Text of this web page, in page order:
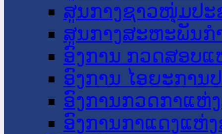
ສູນກາງຊາວໜຸ່ມປະ
ສູນກາງສະຫະພັນກ
ອົງການ ກວດສອບແ
ອົງການ ໄອຍະການ
ອົງການກວດກາແຫ່
ອົງການກາແດງແຫ່